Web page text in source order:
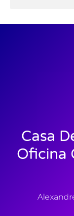
Casa
Oficina